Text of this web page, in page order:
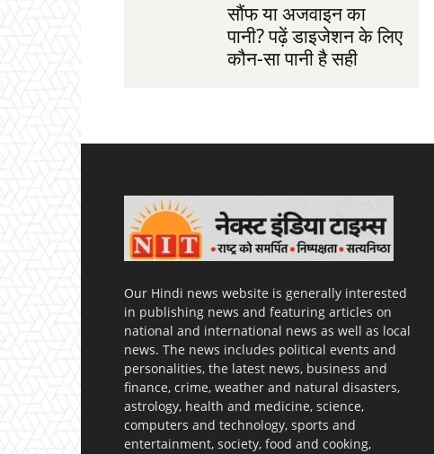
सौंफ या अजवाइन का
पानी? पढ़ें डाइजेशन के लिए
कौन-सा पानी है सही
Our Hindi news website is generally interested
in publishing news and featuring articles on
national and international news as well as local
news. The news includes political events and
personalities, the latest news, business and
finance, crime, weather and natural disasters,
astrology, health and medicine, science,
computers and technology, sports and
entertainment, society, food and cooking,